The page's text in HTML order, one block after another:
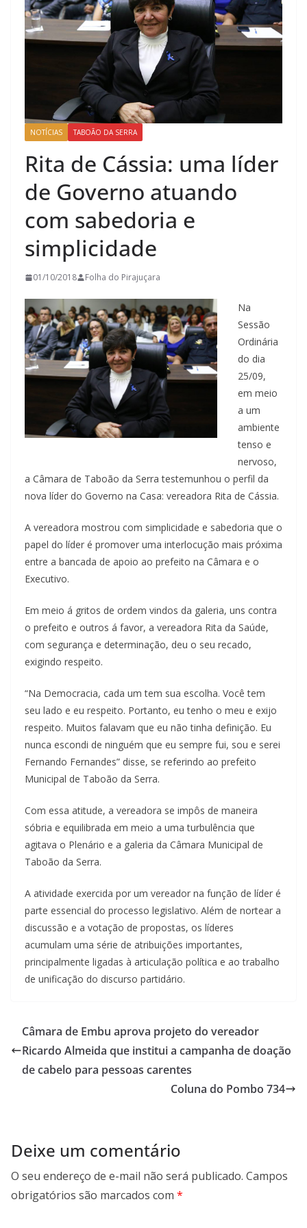
NOTÍCIAS TABOÃO DA SERRA
Rita de Cássia: uma líder
de Governo atuando
com sabedoria e
simplicidade
01/10/2018 Folha do Pirajuçara
Na
Sessão
Ordinária
do dia
25/09,
em meio
a um
ambiente
tenso e
nervoso,
a Câmara de Taboão da Serra testemunhou o perfil da
nova líder do Governo na Casa: vereadora Rita de Cássia.
A vereadora mostrou com simplicidade e sabedoria que o
papel do líder é promover uma interlocução mais próxima
entre a bancada de apoio ao prefeito na Câmara e o
Executivo.
Em meio á gritos de ordem vindos da galeria, uns contra
o prefeito e outros á favor, a vereadora Rita da Saúde,
com segurança e determinação, deu o seu recado,
exigindo respeito.
“Na Democracia, cada um tem sua escolha. Você tem
seu lado e eu respeito. Portanto, eu tenho o meu e exijo
respeito. Muitos falavam que eu não tinha definição. Eu
nunca escondi de ninguém que eu sempre fui, sou e serei
Fernando Fernandes” disse, se referindo ao prefeito
Municipal de Taboão da Serra.
Com essa atitude, a vereadora se impôs de maneira
sóbria e equilibrada em meio a uma turbulência que
agitava o Plenário e a galeria da Câmara Municipal de
Taboão da Serra.
A atividade exercida por um vereador na função de líder é
parte essencial do processo legislativo. Além de nortear a
discussão e a votação de propostas, os líderes
acumulam uma série de atribuições importantes,
principalmente ligadas à articulação política e ao trabalho
de unificação do discurso partidário.
Câmara de Embu aprova projeto do vereador
Ricardo Almeida que institui a campanha de doação
de cabelo para pessoas carentes
Coluna do Pombo 734
Deixe um comentário
O seu endereço de e-mail não será publicado. Campos
obrigatórios são marcados com *